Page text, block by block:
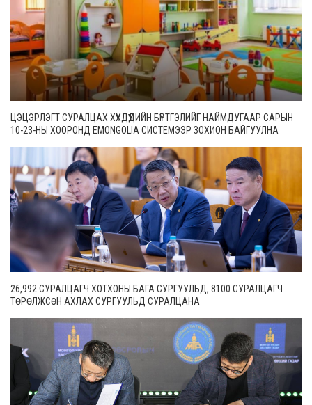
ЦЭЦЭРЛЭГТ СУРАЛЦАХ ХҮҮХДҮҮДИЙН БҮРТГЭЛИЙГ НАЙМДУГААР САРЫН
10-23-НЫ ХООРОНД EMONGOLIA СИСТЕМЭЭР ЗОХИОН БАЙГУУЛНА
26,992 СУРАЛЦАГЧ ХОТХОНЫ БАГА СУРГУУЛЬД, 8100 СУРАЛЦАГЧ
ТӨРӨЛЖСӨН АХЛАХ СУРГУУЛЬД СУРАЛЦАНА